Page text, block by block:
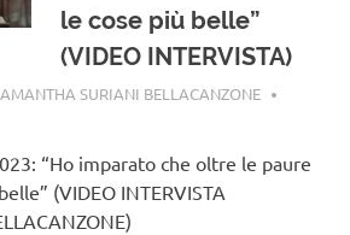
le cose più belle”
(VIDEO INTERVISTA)
SURIANI BELLACANZONE
“Ho imparato che oltre le paure
(VIDEO INTERVISTA